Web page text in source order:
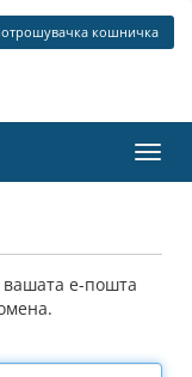
кошничка
вашата е-пошта